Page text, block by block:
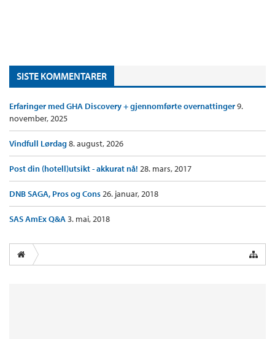
SISTE KOMMENTARER
Erfaringer med GHA Discovery + gjennomførte overnattinger9.
november, 2025
Vindfull Lørdag8. august, 2026
Post din (hotell)utsikt - akkurat nå! 28. mars, 2017
DNB SAGA, Pros og Cons26. januar, 2018
SAS AmEx Q&A3. mai, 2018